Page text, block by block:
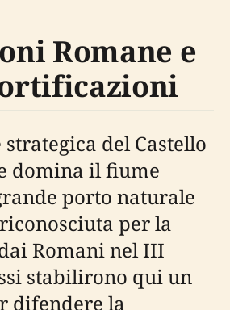
Romane e
del Castello
domina il fiume
porto naturale
per la
Romani nel III
stabilirono qui un
difendere la